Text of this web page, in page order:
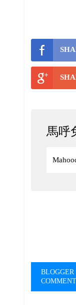
馬呼
BLOGGER
COMMENT